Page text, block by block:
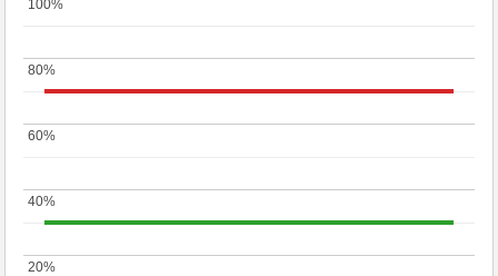
20%
20%
40%
40%
60%
60%
80%
80%
100%
100%